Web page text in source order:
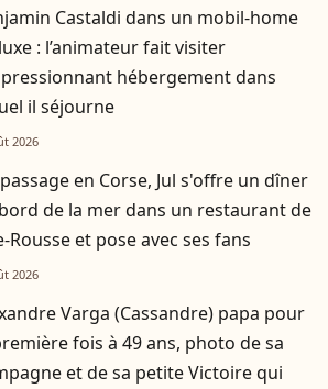
Castaldi dans un mobil-home
: l’animateur fait visiter
hébergement dans
il séjourne
2026
en Corse, Jul s'offre un dîner
de la mer dans un restaurant de
Rousse et pose avec ses fans
2026
Varga (Cassandre) papa pour
fois à 49 ans, photo de sa
et de sa petite Victoire qui